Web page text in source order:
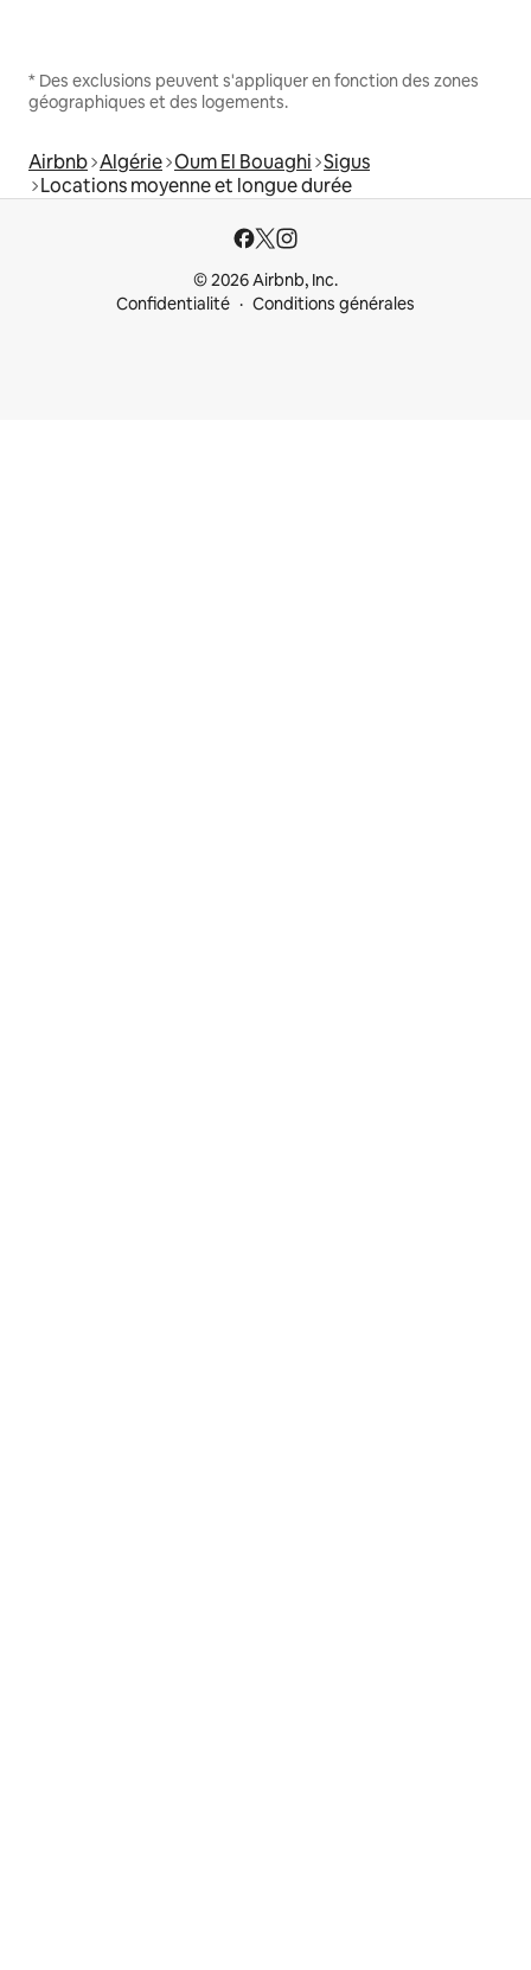
* Des exclusions peuvent s'appliquer en fonction des zones
géographiques et des logements.
Airbnb Algérie Oum El Bouaghi Sigus
Locations moyenne et longue durée
© 2026 Airbnb, Inc.
Confidentialité
Conditions générales